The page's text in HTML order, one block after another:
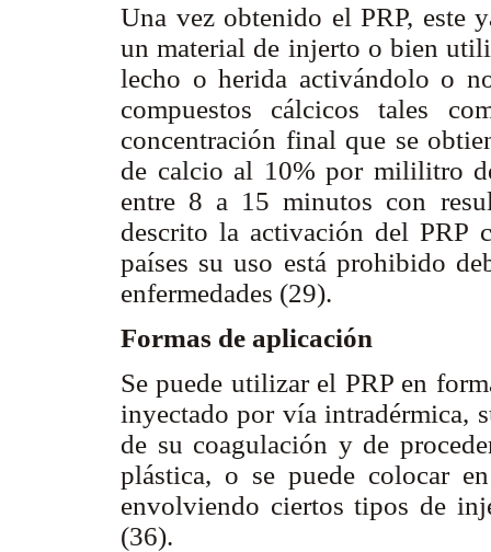
Una vez obtenido el PRP, este
un material de injerto o bien
lecho o herida activándolo o
compuestos cálcicos tales
concentración final que se
de calcio al 10% por mililitro
entre 8 a 15 minutos con
descrito la activación del PRP
países su uso está prohibido
enfermedades (29).
Formas de aplicación
Se puede utilizar el PRP en
inyectado por vía intradérmica,
de su coagulación y de
plástica, o se puede colocar
envolviendo ciertos tipos de
(36).